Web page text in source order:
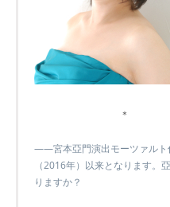
＊
――宮本亞門演出モーツァルト
（2016年）以来となります。
りますか？